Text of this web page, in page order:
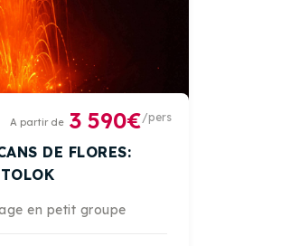
A partir de 3 590€/pers
DE FLORES:
en petit groupe